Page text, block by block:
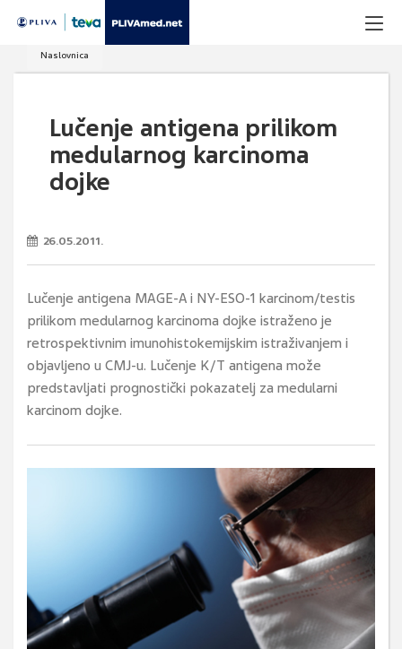
Naslovnica
Lučenje antigena prilikom
medularnog karcinoma
dojke
26.05.2011.
Lučenje antigena MAGE-A i NY-ESO-1 karcinom/testis
prilikom medularnog karcinoma dojke istraženo je
retrospektivnim imunohistokemijskim istraživanjem i
objavljeno u CMJ-u. Lučenje K/T antigena može
predstavljati prognostički pokazatelj za medularni
karcinom dojke.